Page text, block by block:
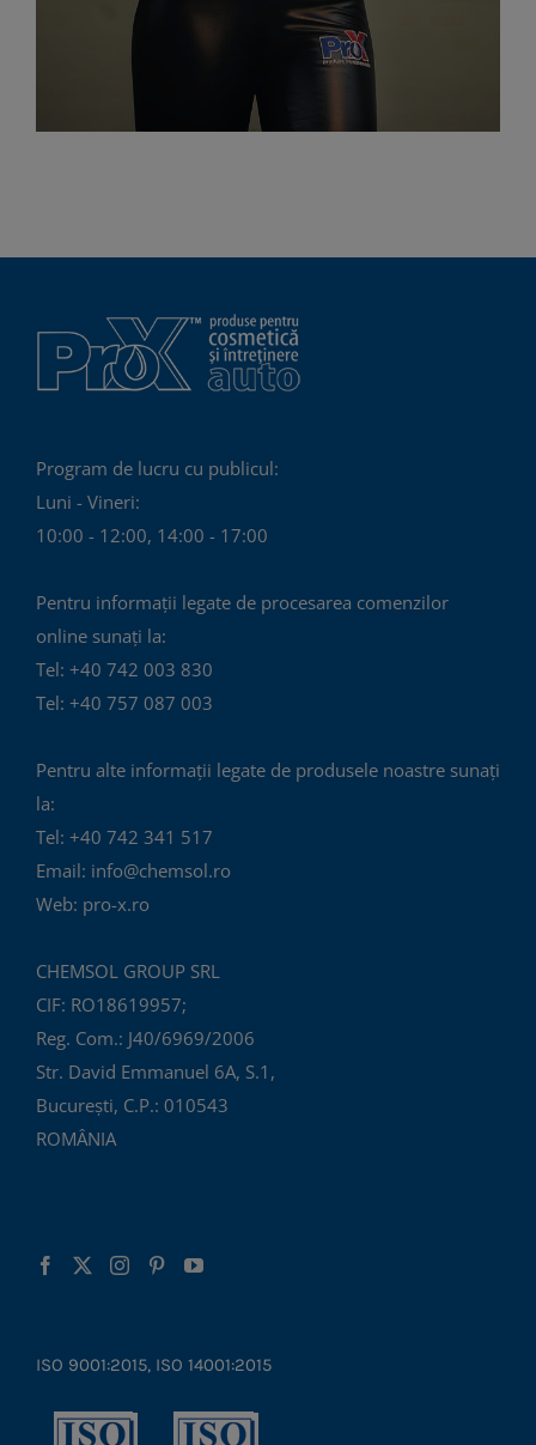
Program de lucru cu publicul:
Luni - Vineri:
10:00 - 12:00, 14:00 - 17:00
Pentru informații legate de procesarea comenzilor
online sunați la:
Tel: +40 742 003 830
Tel: +40 757 087 003
Pentru alte informații legate de produsele noastre sunați
la:
Tel: +40 742 341 517
Email: info@chemsol.ro
Web: pro-x.ro
CHEMSOL GROUP SRL
CIF: RO18619957;
Reg. Com.: J40/6969/2006
Str. David Emmanuel 6A, S.1,
București, C.P.: 010543
ROMÂNIA
ISO 9001:2015, ISO 14001:2015